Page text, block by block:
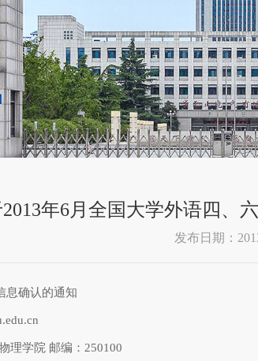
年6月全国大学外语四、
发布日期：
息确认的通知
理学院 邮编：250100